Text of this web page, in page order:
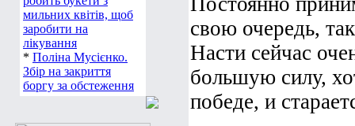
мильних квітів, щоб
заробити на
лікування
* Поліна Мусієнко.
Збір на закриття
боргу за обстеження
свою очередь,
Насти сейчас
большую силу,
победе, и